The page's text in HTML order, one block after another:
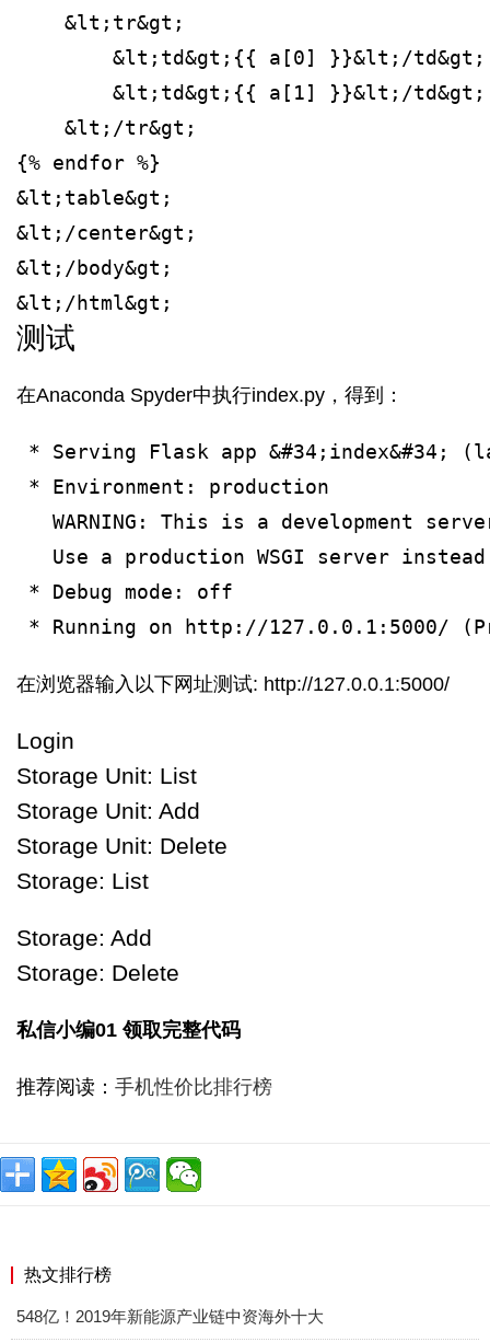
    &lt;tr&gt;
        &lt;td&gt;{{ a[0] }}&lt;/td&gt;
        &lt;td&gt;{{ a[1] }}&lt;/td&gt;
    &lt;/tr&gt;
{% endfor %}
&lt;table&gt;
&lt;/center&gt;
&lt;/body&gt;
&lt;/html&gt;
测试
在Anaconda Spyder中执行index.py，得到：
* Serving Flask app &#34;index&#34;
* Environment: production
WARNING: This is a development
Use a production WSGI server
* Debug mode: off
* Running on http://127.0.0.1:5000/
在浏览器输入以下网址测试: http://127.0.0.1:5000/
Login
Storage Unit: List
Storage Unit: Add
Storage Unit: Delete
Storage: List
Storage: Add
Storage: Delete
私信小编01 领取完整代码
推荐阅读： 手机性价比排行榜
热文排行榜
548亿！2019年新能源产业链中资海外十大